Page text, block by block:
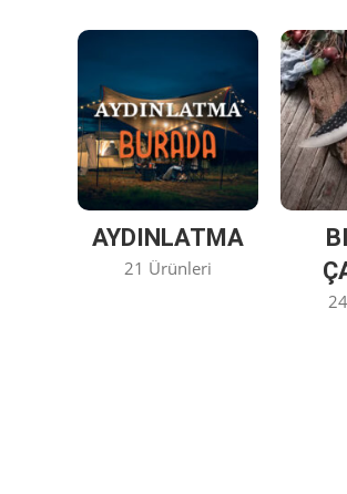
AYDINLATMA
21 Ürünleri